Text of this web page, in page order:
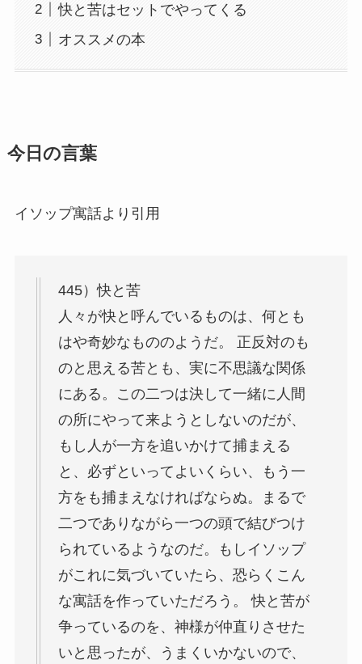
快と苦はセットでやってくる
オススメの本
今日の言葉
イソップ寓話より引用
445）快と苦
人々が快と呼んでいるものは、何とも
はや奇妙なもののようだ。 正反対のも
のと思える苦とも、実に不思議な関係
にある。この二つは決して一緒に人間
の所にやって来ようとしないのだが、
もし人が一方を追いかけて捕まえる
と、必ずといってよいくらい、もう一
方をも捕まえなければならぬ。まるで
二つでありながら一つの頭で結びつけ
られているようなのだ。もしイソップ
がこれに気づいていたら、恐らくこん
な寓話を作っていただろう。 快と苦が
争っているのを、神様が仲直りさせた
いと思ったが、うまくいかないので、